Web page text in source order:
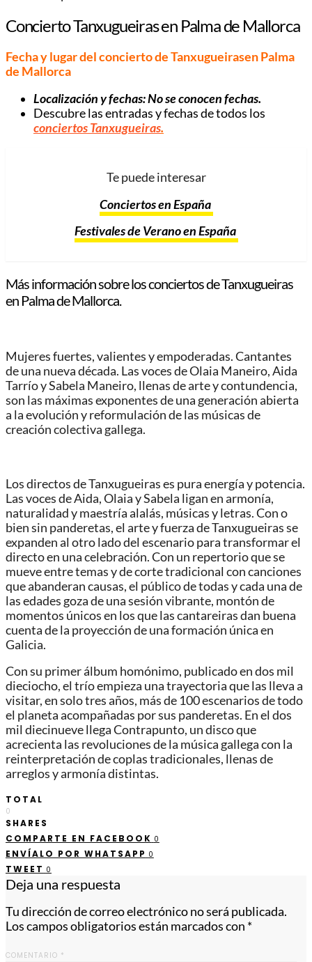
Concierto Tanxugueiras en Palma de Mallorca
Fecha y lugar del concierto de Tanxugueirasen Palma
de Mallorca
Localización y fechas: No se conocen fechas.
Descubre las entradas y fechas de todos los
conciertos Tanxugueiras.
Te puede interesar
Conciertos en España
Festivales de Verano en España
Más información sobre los conciertos de Tanxugueiras
en Palma de Mallorca.
Mujeres fuertes, valientes y empoderadas. Cantantes
de una nueva década. Las voces de Olaia Maneiro, Aida
Tarrío y Sabela Maneiro, llenas de arte y contundencia,
son las máximas exponentes de una generación abierta
a la evolución y reformulación de las músicas de
creación colectiva gallega.
Los directos de Tanxugueiras es pura energía y potencia.
Las voces de Aida, Olaia y Sabela ligan en armonía,
naturalidad y maestría alalás, músicas y letras. Con o
bien sin panderetas, el arte y fuerza de Tanxugueiras se
expanden al otro lado del escenario para transformar el
directo en una celebración. Con un repertorio que se
mueve entre temas y de corte tradicional con canciones
que abanderan causas, el público de todas y cada una de
las edades goza de una sesión vibrante, montón de
momentos únicos en los que las cantareiras dan buena
cuenta de la proyección de una formación única en
Galicia.
Con su primer álbum homónimo, publicado en dos mil
dieciocho, el trío empieza una trayectoria que las lleva a
visitar, en solo tres años, más de 100 escenarios de todo
el planeta acompañadas por sus panderetas. En el dos
mil diecinueve llega Contrapunto, un disco que
acrecienta las revoluciones de la música gallega con la
reinterpretación de coplas tradicionales, llenas de
arreglos y armonía distintas.
TOTAL
0
SHARES
COMPARTE EN FACEBOOK 0
ENVÍALO POR WHATSAPP 0
TWEET 0
Deja una respuesta
Tu dirección de correo electrónico no será publicada.
Los campos obligatorios están marcados con *
COMENTARIO *